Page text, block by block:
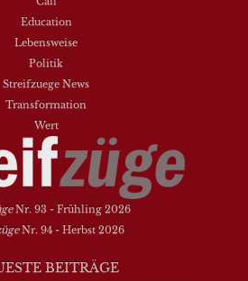
Education
Lebensweise
Politik
Streifzuege News
Transformation
Wert
Nr. 93 - Frühling 2026
Nr. 94 - Herbst 2026
BEITRÄGE